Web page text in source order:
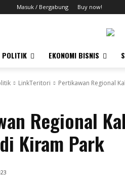
Masuk / Bergabung Buy now!
POLITIK EKONOMI BISNIS
LinkTeritori Pertikawan Regional
Regional
Kiram Park